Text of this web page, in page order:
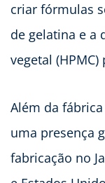
criar fórmulas
de gelatina e a
vegetal
Além da
uma presença
fabricação no